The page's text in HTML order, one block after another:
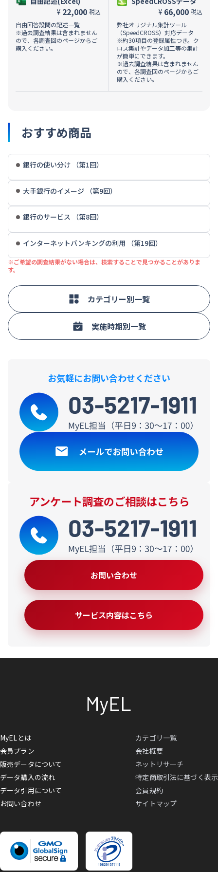
¥ 22,000 税込
自由回答設問の記述一覧
※過去調査結果は含まれません
ので、各調査回のページからご
購入ください。
¥ 66,000 税込
弊社オリジナル集計ツール
（SpeedCROSS）対応データ
※約30項目の登録属性つき。ク
ロス集計やデータ加工等の集計
が簡単にできます。
※過去調査結果は含まれません
ので、各調査回のページからご
購入ください。
おすすめ商品
銀行の使い分け （第1回）
大手銀行のイメージ （第9回）
銀行のサービス （第8回）
インターネットバンキングの利用 （第19回）
※ご希望の調査結果がない場合は、検索することで見つかることがありま
す。
カテゴリー別一覧
実施時期別一覧
お気軽にお問い合わせください
アンケート調査のご相談はこちら
お問い合わせ
サービス内容はこちら
MyELとは
会員プラン
販売データについて
データ購入の流れ
データ引用について
お問い合わせ
カテゴリ一覧
会社概要
ネットリサーチ
特定商取引法に基づく表示
会員規約
サイトマップ